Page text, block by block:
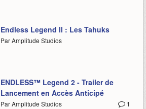
Endless Legend II : Les Tahuks
Par Amplitude Studios
ENDLESS™ Legend 2 - Trailer de
Lancement en Accès Anticipé
1
Par Amplitude Studios